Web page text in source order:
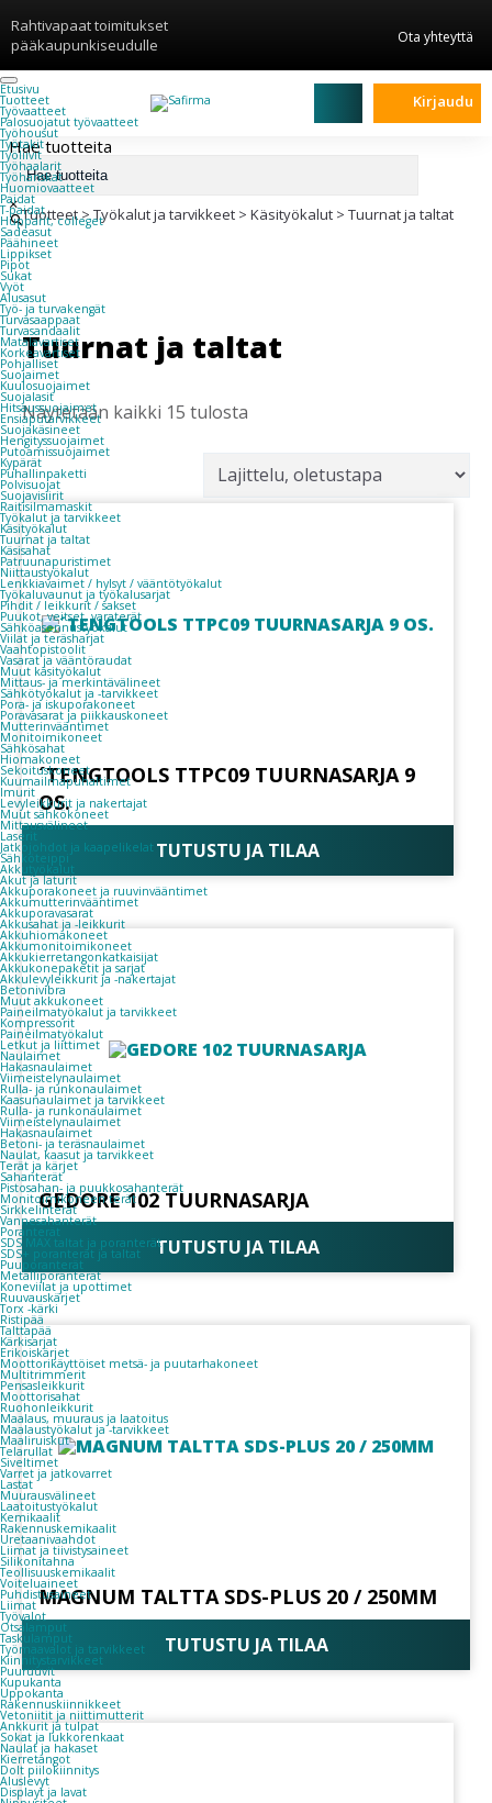
Rahtivapaat toimitukset
pääkaupunkiseudulle
Ota yhteyttä
Etusivu
Tuotteet
Työvaatteet
Palosuojatut työvaatteet
Työhousut
Työtakit
Työliivit
Työhaalarit
Työhanskat
Huomiovaatteet
Paidat
T-paidat
Hupparit, colleget
Sadeasut
Päähineet
Lippikset
Pipot
Sukat
Vyöt
Alusasut
Työ- ja turvakengät
Turvasaappaat
Turvasandaalit
Matalavartiset
Korkeavartiset
Pohjalliset
Suojaimet
Kuulosuojaimet
Suojalasit
Hitsaussuojaimet
Ensiaputarvikkeet
Suojakäsineet
Hengityssuojaimet
Putoamissuojaimet
Kypärät
Puhallinpaketti
Polvisuojat
Suojavisiirit
Raitisilmamaskit
Työkalut ja tarvikkeet
Käsityökalut
Tuurnat ja taltat
Käsisahat
Patruunapuristimet
Niittaustyökalut
Lenkkiavaimet / hylsyt / vääntötyökalut
Työkaluvaunut ja työkalusarjat
Pihdit / leikkurit / sakset
Puukot, veitset, varaterät
Sähköasennustyökalut
Viilat ja teräsharjat
Vaahtopistoolit
Vasarat ja vääntöraudat
Muut käsityökalut
Mittaus- ja merkintävälineet
Sähkötyökalut ja -tarvikkeet
Pora- ja iskuporakoneet
Poravasarat ja piikkauskoneet
Mutterinvääntimet
Monitoimikoneet
Sähkösahat
Hiomakoneet
Sekoituskoneet
Kuumailmapuhaltimet
Imurit
Levyleikkurit ja nakertajat
Muut sähkökoneet
Mittausvälineet
Laserit
Jatkojohdot ja kaapelikelat
Sähköteippi
Akkutyökalut
Akut ja laturit
Akkuporakoneet ja ruuvinvääntimet
Akkumutterinvääntimet
Akkuporavasarat
Akkusahat ja -leikkurit
Akkuhiomakoneet
Akkumonitoimikoneet
Akkukierretangonkatkaisijat
Akkukonepaketit ja sarjat
Akkulevyleikkurit ja -nakertajat
Betonivibra
Muut akkukoneet
Paineilmatyökalut ja tarvikkeet
Kompressorit
Paineilmatyökalut
Letkut ja liittimet
Naulaimet
Hakasnaulaimet
Viimeistelynaulaimet
Rulla- ja runkonaulaimet
Kaasunaulaimet ja tarvikkeet
Rulla- ja runkonaulaimet
Viimeistelynaulaimet
Hakasnaulaimet
Betoni- ja teräsnaulaimet
Naulat, kaasut ja tarvikkeet
Terät ja kärjet
Sahanterät
Pistosahan- ja puukkosahanterät
Monitoimikoneen terät
Sirkkelinterät
Vannesahanterät
Poranterät
SDS MAX taltat ja poranterät
SDS+ poranterät ja taltat
Puuporanterät
Metalliporanterät
Koneviilat ja upottimet
Ruuvauskärjet
Torx -kärki
Ristipää
Talttapää
Kärkisarjat
Erikoiskärjet
Moottorikäyttöiset metsä- ja puutarhakoneet
Multitrimmerit
Pensasleikkurit
Moottorisahat
Ruohonleikkurit
Maalaus, muuraus ja laatoitus
Maalaustyökalut ja -tarvikkeet
Maaliruiskut
Telarullat
Siveltimet
Varret ja jatkovarret
Lastat
Muurausvälineet
Laatoitustyökalut
Kemikaalit
Rakennuskemikaalit
Uretaanivaahdot
Liimat ja tiivistysaineet
Silikonitahna
Teollisuuskemikaalit
Voiteluaineet
Puhdistusaineet
Liimat
Työvalot
Otsalamput
Taskulamput
Työmaavalot ja tarvikkeet
Kiinnitys­tarvikkeet
Puuruuvit
Kupukanta
Uppokanta
Rakennuskiinnikkeet
Vetoniitit ja niittimutterit
Ankkurit ja tulpat
Sokat ja lukkorenkaat
Naulat ja hakaset
Kierretangot
Dolt piilokiinnitys
Aluslevyt
Displayt ja lavat
Kirjaudu
Hae tuotteita
×
Tuotteet>Työkalut ja tarvikkeet > Käsityökalut > Tuurnat ja taltat
Tuurnat ja taltat
Näytetään kaikki 15 tulosta
´TENGTOOLS TTPC09 TUURNASARJA 9
OS.
TUTUSTU JA TILAA
GEDORE 102 TUURNASARJA
TUTUSTU JA TILAA
MAGNUM TALTTA SDS-PLUS 20 / 250MM
TUTUSTU JA TILAA